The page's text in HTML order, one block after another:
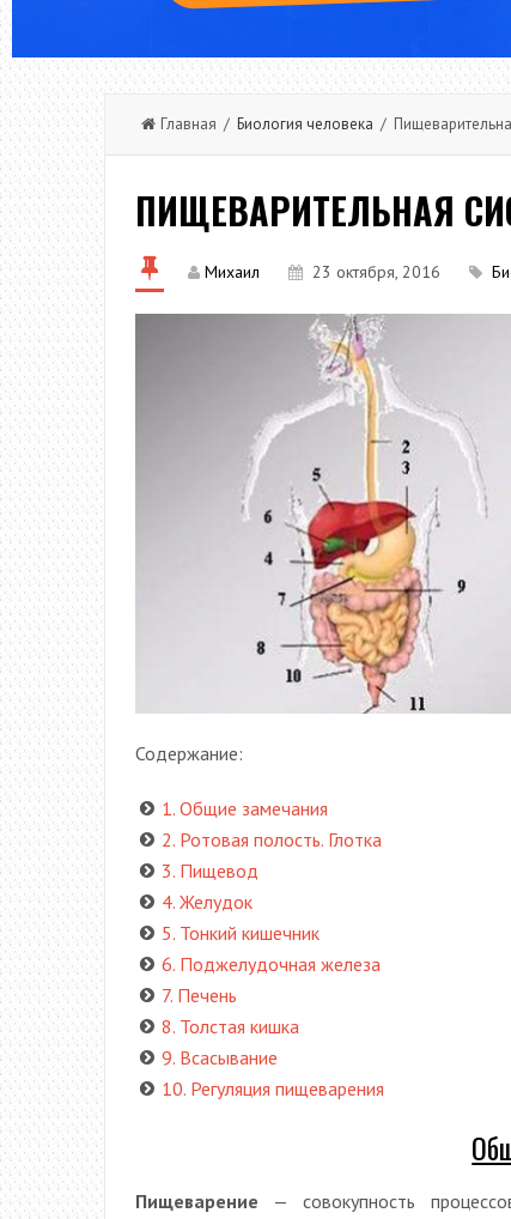
Главная / Биология человека /
ПИЩЕВАРИТЕЛЬНАЯ
Михаил 23 октября, 2016
Содержание:
1. Общие замечания
2. Ротовая полость. Глотка
3. Пищевод
4. Желудок
5. Тонкий кишечник
6. Поджелудочная железа
7. Печень
8. Толстая кишка
9. Всасывание
10. Регуляция пищеварения
Пищеварение — совокупность